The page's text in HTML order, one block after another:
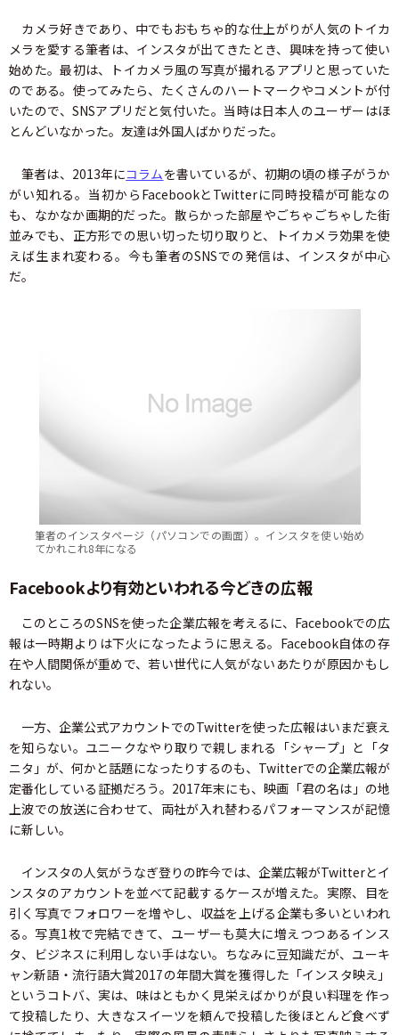
カメラ好きであり、中でもおもちゃ的な仕上がりが人気のトイカ
メラを愛する筆者は、インスタが出てきたとき、興味を持って使い
始めた。最初は、トイカメラ風の写真が撮れるアプリと思っていた
のである。使ってみたら、たくさんのハートマークやコメントが付
いたので、SNSアプリだと気付いた。当時は日本人のユーザーはほ
とんどいなかった。友達は外国人ばかりだった。
筆者は、2013年にコラムを書いているが、初期の頃の様子がうか
がい知れる。当初からFacebookとTwitterに同時投稿が可能なの
も、なかなか画期的だった。散らかった部屋やごちゃごちゃした街
並みでも、正方形での思い切った切り取りと、トイカメラ効果を使
えば生まれ変わる。今も筆者のSNSでの発信は、インスタが中心
だ。
筆者のインスタページ（パソコンでの画面）。インスタを使い始め
てかれこれ8年になる
Facebookより有効といわれる今どきの広報
このところのSNSを使った企業広報を考えるに、Facebookでの広
報は一時期よりは下火になったように思える。Facebook自体の存
在や人間関係が重めで、若い世代に人気がないあたりが原因かもし
れない。
一方、企業公式アカウントでのTwitterを使った広報はいまだ衰え
を知らない。ユニークなやり取りで親しまれる「シャープ」と「タ
ニタ」が、何かと話題になったりするのも、Twitterでの企業広報が
定番化している証拠だろう。2017年末にも、映画「君の名は」の地
上波での放送に合わせて、両社が入れ替わるパフォーマンスが記憶
に新しい。
インスタの人気がうなぎ登りの昨今では、企業広報がTwitterとイ
ンスタのアカウントを並べて記載するケースが増えた。実際、目を
引く写真でフォロワーを増やし、収益を上げる企業も多いといわれ
る。写真1枚で完結できて、ユーザーも莫大に増えつつあるインス
タ、ビジネスに利用しない手はない。ちなみに豆知識だが、ユーキ
ャン新語・流行語大賞2017の年間大賞を獲得した「インスタ映え」
というコトバ、実は、味はともかく見栄えばかりが良い料理を作っ
て投稿したり、大きなスイーツを頼んで投稿した後ほとんど食べず